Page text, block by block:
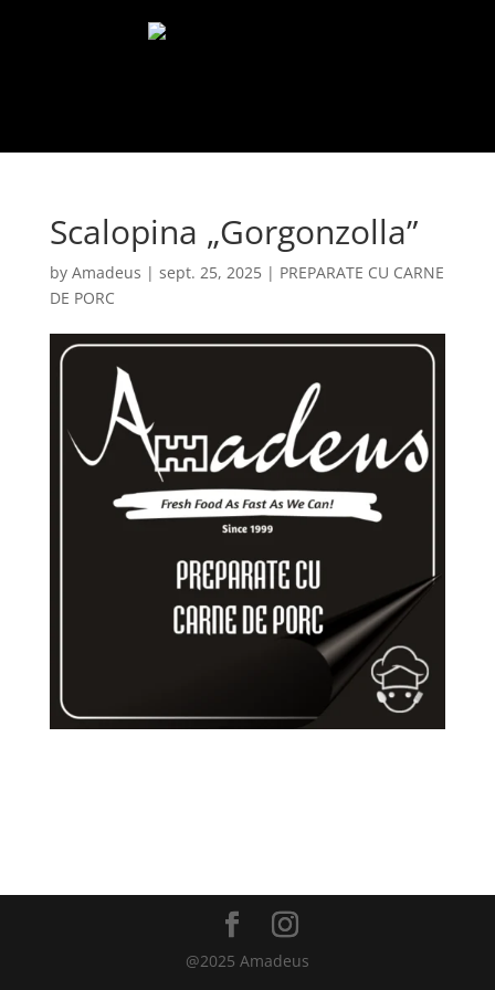
Scalopina „Gorgonzolla”
by Amadeus | sept. 25, 2025| PREPARATE CU CARNE
DE PORC
@2025 Amadeus